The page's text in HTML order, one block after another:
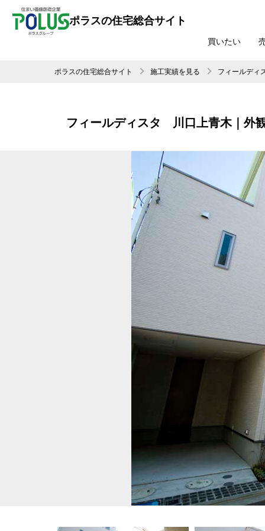
ポラスの住宅総合サイト
買いたい
ポラスの住宅総合サイト 施工実績を見る フィールディ
フィールディスタ 川口上青木｜外